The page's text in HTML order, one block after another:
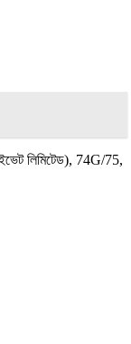
লিমিটেড), 74G/75,